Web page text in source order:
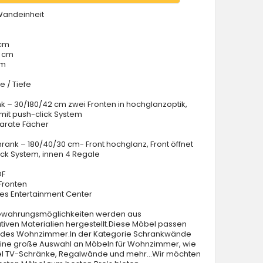
/ Tiefe
– 30/180/42 cm zwei Fronten in hochglanzoptik,
push-click System
Fächer
– 180/40/30 cm- Front hochglanz, Front öffnet
System, innen 4 Regale
Entertainment Center
werden aus
Materialien hergestellt.Diese Möbel passen
Wohnzimmer.In der Kategorie Schrankwände
große Auswahl an Möbeln für Wohnzimmer, wie
TV-Schränke, Regalwände und mehr...Wir möchten